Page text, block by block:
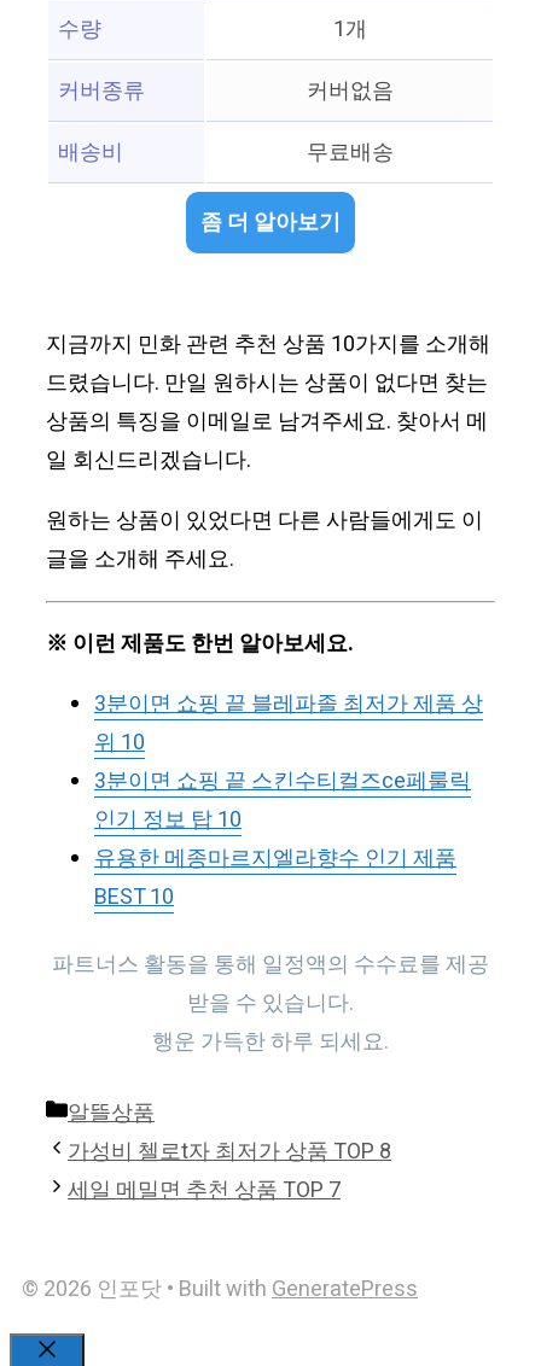
수량
1개
커버종류
커버없음
배송비
무료배송
좀 더 알아보기
지금까지 민화 관련 추천 상품 10가지를 소개해
드렸습니다. 만일 원하시는 상품이 없다면 찾는
상품의 특징을 이메일로 남겨주세요. 찾아서 메
일 회신드리겠습니다.
원하는 상품이 있었다면 다른 사람들에게도 이
글을 소개해 주세요.
※ 이런 제품도 한번 알아보세요.
3분이면 쇼핑 끝 블레파졸 최저가 제품 상
위 10
3분이면 쇼핑 끝 스킨수티컬즈ce페룰릭
인기 정보 탑 10
유용한 메종마르지엘라향수 인기 제품
BEST 10
파트너스 활동을 통해 일정액의 수수료를 제공
받을 수 있습니다.
행운 가득한 하루 되세요.
Categories
알뜰상품
가성비 첼로t자 최저가 상품 TOP 8
세일 메밀면 추천 상품 TOP 7
© 2026 인포닷• Built withGeneratePress